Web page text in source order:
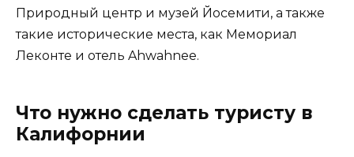
Природный центр и музей Йосемити, а также
такие исторические места, как Мемориал
Леконте и отель Ahwahnee.
Что нужно сделать туристу в
Калифорнии